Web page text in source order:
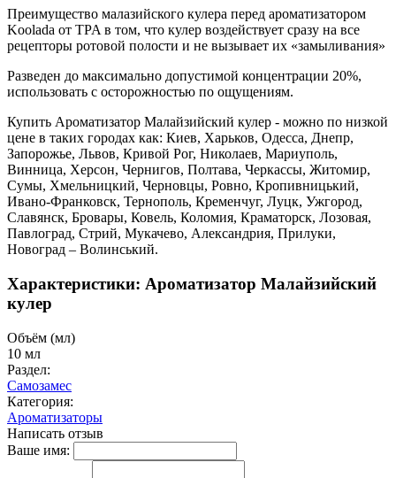
Преимущество малазийского кулера перед ароматизатором
Koolada от TPA в том, что кулер воздействует сразу на все
рецепторы ротовой полости и не вызывает их «замыливания»
Разведен до максимально допустимой концентрации 20%,
использовать с осторожностью по ощущениям.
Купить Ароматизатор Малайзийский кулер - можно по низкой
цене в таких городах как: Киев, Харьков, Одесса, Днепр,
Запорожье, Львов, Кривой Рог, Николаев, Мариуполь,
Винница, Херсон, Чернигов, Полтава, Черкассы, Житомир,
Сумы, Хмельницкий, Черновцы, Ровно, Кропивницький,
Ивано-Франковск, Тернополь, Кременчуг, Луцк, Ужгород,
Славянск, Бровары, Ковель, Коломия, Краматорск, Лозовая,
Павлоград, Стрий, Мукачево, Александрия, Прилуки,
Новоград – Волинський.
Характеристики: Ароматизатор Малайзийский
кулер
Объём (мл)
10 мл
Раздел:
Самозамес
Категория:
Ароматизаторы
Написать отзыв
Ваше имя: